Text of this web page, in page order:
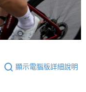
顯示電腦版詳細說明